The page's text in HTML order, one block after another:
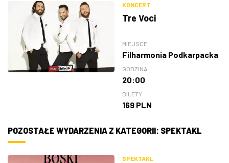
KONCERT
Tre Voci
MIEJSCE
Filharmonia Podkarpacka
GODZINA
20:00
BILETY
169 PLN
POZOSTAŁE WYDARZENIA Z KATEGORII: SPEKTAKL
SPEKTAKL